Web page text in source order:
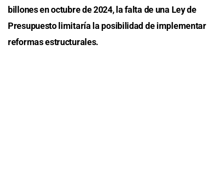
billones en octubre de 2024, la falta de una Ley de
Presupuesto limitaría la posibilidad de implementar
reformas estructurales.